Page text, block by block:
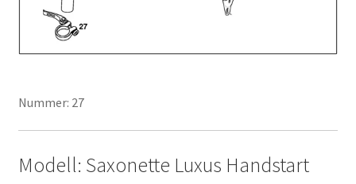
Nummer: 27
Modell: Saxonette Luxus Handstart